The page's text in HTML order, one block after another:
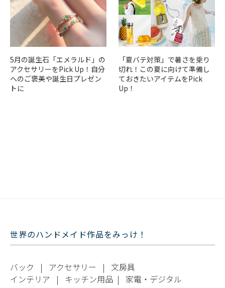
5月の誕生石「エメラルド」の
アクセサリーをPick Up！自分
へのご褒美や誕生日プレゼン
トに
「夏バテ対策」で暑さを乗り
切れ！この夏に向けて準備し
ておきたいアイテムをPick
Up！
世界のハンドメイド作品をみっけ！
バック | アクセサリー | 文房具
インテリア | キッチン用品 | 家電・デジタル